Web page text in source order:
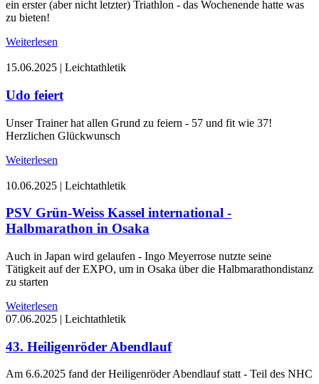
ein erster (aber nicht letzter) Triathlon - das Wochenende hatte was
zu bieten!
Weiterlesen
15.06.2025 | Leichtathletik
Udo feiert
Unser Trainer hat allen Grund zu feiern - 57 und fit wie 37!
Herzlichen Glückwunsch
Weiterlesen
10.06.2025 | Leichtathletik
PSV Grün-Weiss Kassel international -
Halbmarathon in Osaka
Auch in Japan wird gelaufen - Ingo Meyerrose nutzte seine
Tätigkeit auf der EXPO, um in Osaka über die Halbmarathondistanz
zu starten
Weiterlesen
07.06.2025 | Leichtathletik
43. Heiligenröder Abendlauf
Am 6.6.2025 fand der Heiligenröder Abendlauf statt - Teil des NHC